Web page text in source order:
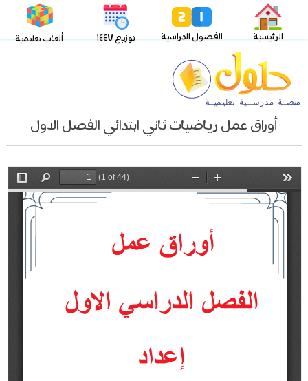
الرئيسية الفصول الدراسية توزيع ١٤٤٧ ألعاب تعليمية
أوراق عمل رياضيات ثاني ابتدائي الفصل الاول